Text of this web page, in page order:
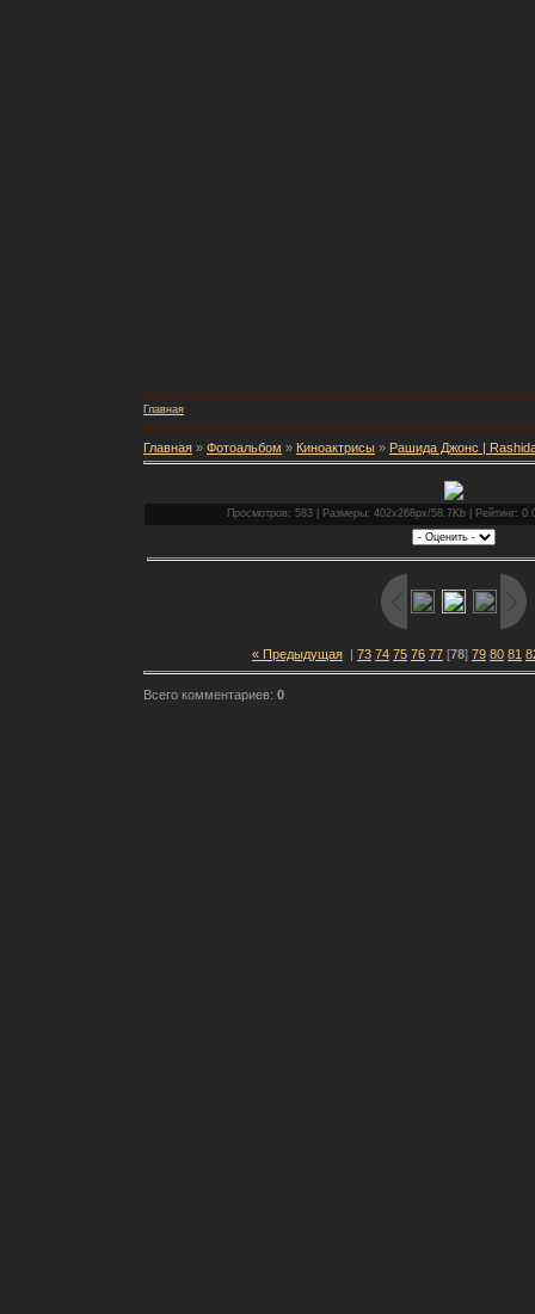
Главная
Главная » Фотоальбом » Киноактрисы » Рашида Джонс |
Просмотров: 583 | Размеры: 402x268px/58.7Kb | Рейтинг:
« Предыдущая | 73 74 75 76 77 [78] 79 80 81
Всего комментариев: 0